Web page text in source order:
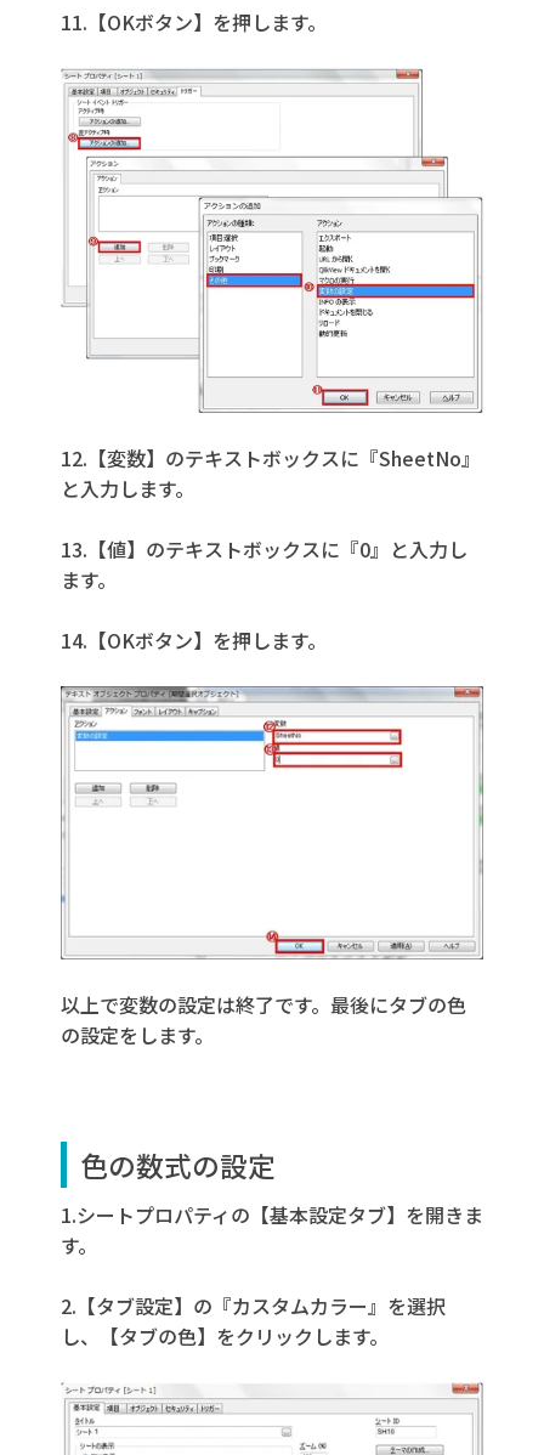
11.【OKボタン】を押します。
12.【変数】のテキストボックスに『SheetNo』
と入力します。
13.【値】のテキストボックスに『0』と入力し
ます。
14.【OKボタン】を押します。
以上で変数の設定は終了です。最後にタブの色
の設定をします。
色の数式の設定
1.シートプロパティの【基本設定タブ】を開きま
す。
2.【タブ設定】の『カスタムカラー』を選択
し、【タブの色】をクリックします。